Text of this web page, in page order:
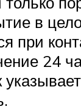
в
при
24
указывает